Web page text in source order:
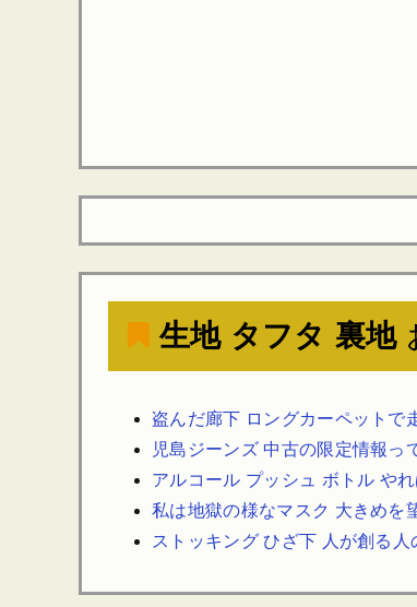
生地 タフタ 裏地
盗んだ廊下 ロングカーペットで
児島ジーンズ 中古の限定情報っ
アルコール プッシュ ボトル や
私は地獄の様なマスク 大きめを
ストッキング ひざ下 人が創る人